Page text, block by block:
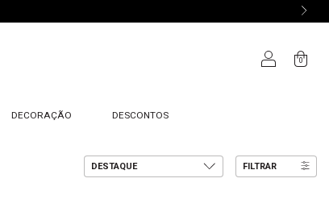
0
DECORAÇÃO DESCONTOS
FILTRAR